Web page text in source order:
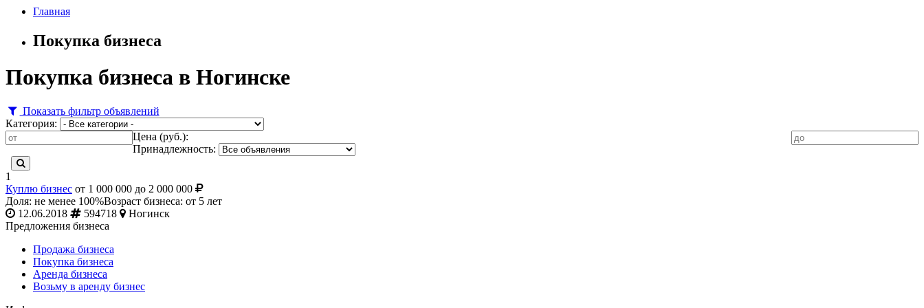
Главная
Покупка бизнеса
Покупка бизнеса в Ногинске
Показать фильтр объявлений
Категория:
Цена (руб.):
Принадлежность:
1
Куплю бизнес от 1 000 000 до 2 000 000
Доля: не менее 100%Возраст бизнеса: от 5 лет
12.06.2018
594718
Ногинск
Предложения бизнеса
Продажа бизнеса
Покупка бизнеса
Аренда бизнеса
Возьму в аренду бизнес